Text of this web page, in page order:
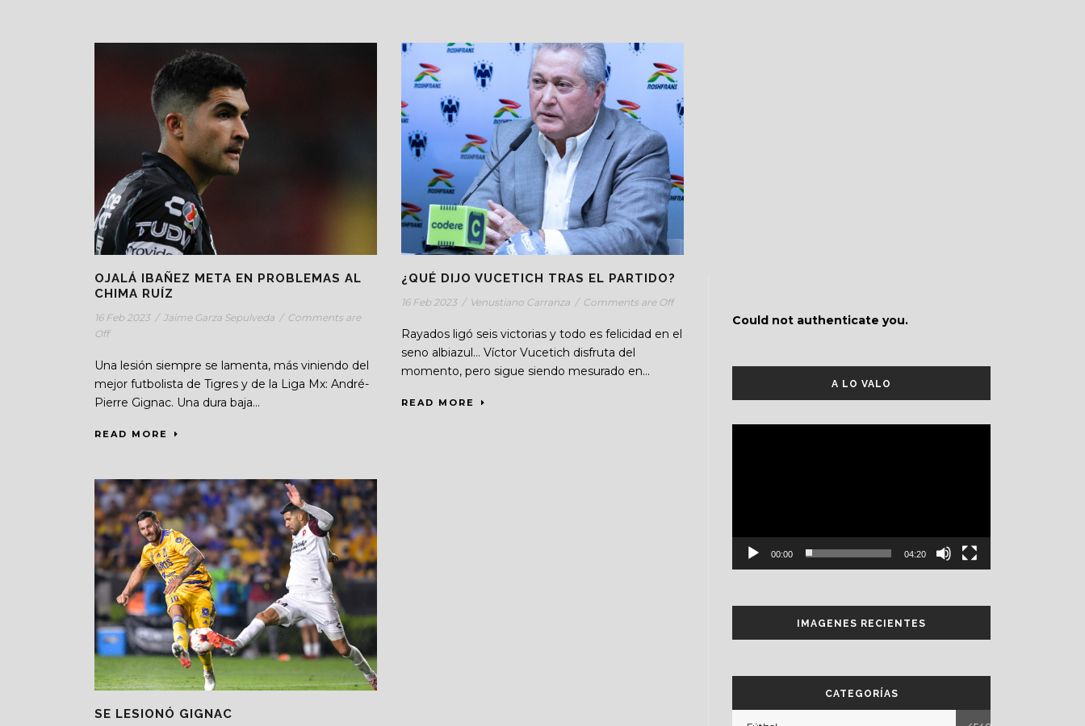
OJALÁ IBAÑEZ META EN PROBLEMAS AL
CHIMA RUÍZ
16 Feb 2023 / Jaime Garza Sepulveda / Comments are
Off
Una lesión siempre se lamenta, más viniendo del
mejor futbolista de Tigres y de la Liga Mx: André-
Pierre Gignac. Una dura baja...
READ MORE
¿QUÉ DIJO VUCETICH TRAS EL PARTIDO?
16 Feb 2023 / Venustiano Carranza / Comments are Off
Rayados ligó seis victorias y todo es felicidad en el
seno albiazul… Víctor Vucetich disfruta del
momento, pero sigue siendo mesurado en...
READ MORE
SE LESIONÓ GIGNAC
Could not authenticate you.
A LO VALO
00:00 04:20
IMAGENES RECIENTES
CATEGORÍAS